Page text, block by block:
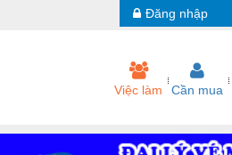
Đăng nhập
Việc làm Cần mua